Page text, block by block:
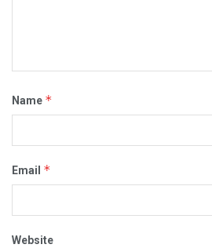
Name *
Email *
Website